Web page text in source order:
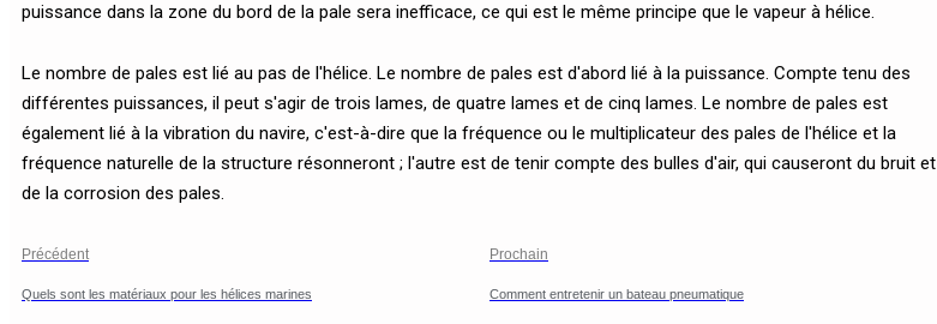
puissance dans la zone du bord de la pale sera inefficace, ce qui est le même principe que le vapeur à hélice.
Le nombre de pales est lié au pas de l'hélice. Le nombre de pales est d'abord lié à la puissance. Compte tenu des
différentes puissances, il peut s'agir de trois lames, de quatre lames et de cinq lames. Le nombre de pales est
également lié à la vibration du navire, c'est-à-dire que la fréquence ou le multiplicateur des pales de l'hélice et la
fréquence naturelle de la structure résonneront ; l'autre est de tenir compte des bulles d'air, qui causeront du bruit et
de la corrosion des pales.
Précédent
Quels sont les matériaux pour les hélices marines
Prochain
Comment entretenir un bateau pneumatique